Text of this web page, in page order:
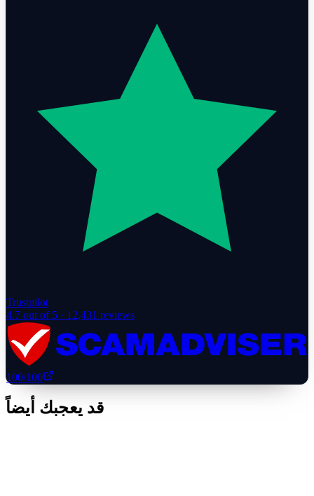
Trustpilot
4.7 out of 5 · 12,431 reviews
100/100
قد يعجبك أيضاً